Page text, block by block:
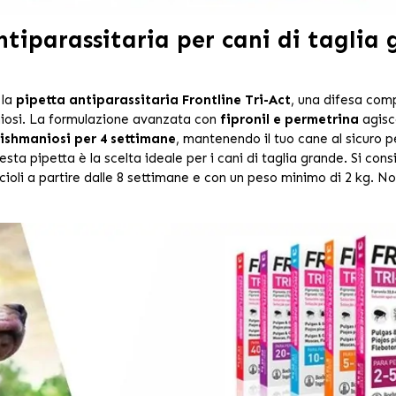
per cani di taglia
pipetta antiparassitaria Frontline Tri-Act, una difesa
La formulazione avanzata con fipronil e permetrina
per 4 settimane, mantenendo il tuo cane al sicuro
pipetta è la scelta ideale per i cani di taglia grande. Si
a partire dalle 8 settimane e con un peso minimo di 2 kg.